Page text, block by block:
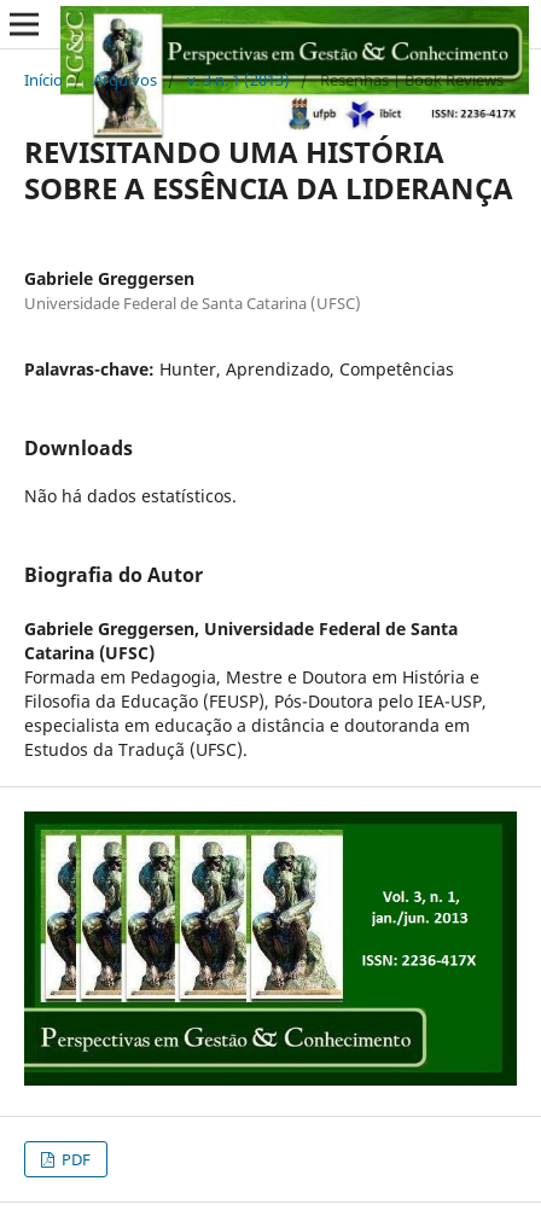
Início / Arquivos / v. 3 n. 1 (2013) / Resenhas | Book Reviews
REVISITANDO UMA HISTÓRIA
SOBRE A ESSÊNCIA DA LIDERANÇA
Gabriele Greggersen
Universidade Federal de Santa Catarina (UFSC)
Palavras-chave: Hunter, Aprendizado, Competências
Downloads
Não há dados estatísticos.
Biografia do Autor
Gabriele Greggersen, Universidade Federal de Santa
Catarina (UFSC)
Formada em Pedagogia, Mestre e Doutora em História e
Filosofia da Educação (FEUSP), Pós-Doutora pelo IEA-USP,
especialista em educação a distância e doutoranda em
Estudos da Traduçã (UFSC).
PDF